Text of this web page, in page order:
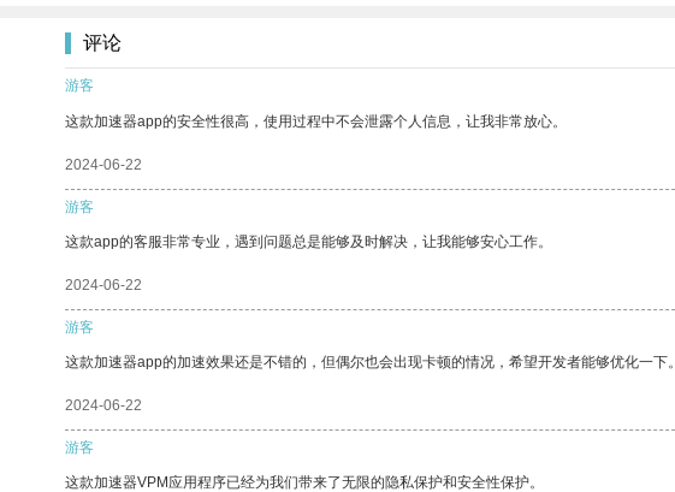
评论
游客
这款加速器app的安全性很高，使用过程中不会泄露个人信息，让我非常放心。
2024-06-22
游客
这款app的客服非常专业，遇到问题总是能够及时解决，让我能够安心工作。
2024-06-22
游客
这款加速器app的加速效果还是不错的，但偶尔也会出现卡顿的情况，希望开发者能够优化一下。
2024-06-22
游客
这款加速器VPM应用程序已经为我们带来了无限的隐私保护和安全性保护。